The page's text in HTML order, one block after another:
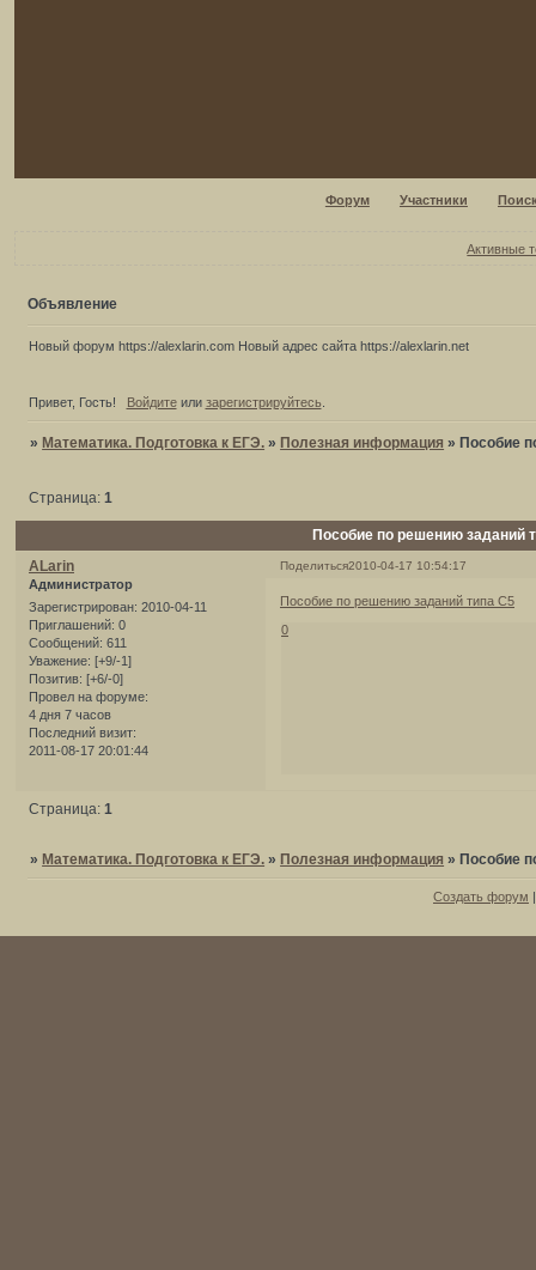
Форум Участники
Активные
Объявление
Новый форум https://alexlarin.com Новый адрес сайта https://alexlarin.net
Привет, Гость! Войдитеили зарегистрируйтесь.
»Математика. Подготовка к ЕГЭ. »Полезная информация »Пособие
Пособие по решению заданий
Страница: 1
Поделиться2010-04-17 10:54:17
ALarin
Администратор
Зарегистрирован: 2010-04-11
Приглашений: 0
Сообщений: 611
Уважение: [+9/-1]
Позитив: [+6/-0]
Провел на форуме:
4 дня 7 часов
Последний визит:
2011-08-17 20:01:44
Пособие по решению заданий типа С5
0
Страница:1
» Математика. Подготовка к ЕГЭ. » Полезная информация » Пособие
Создать форум